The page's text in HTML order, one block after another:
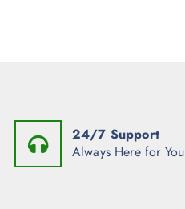
24/7 Support
Always Here for You